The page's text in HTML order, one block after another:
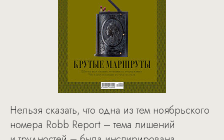
Нельзя сказать, что одна из тем ноябрьского
номера Robb Report – тема лишений